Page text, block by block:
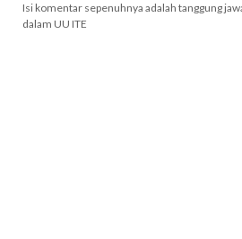
Isi komentar sepenuhnya adalah tanggung
dalam UU ITE